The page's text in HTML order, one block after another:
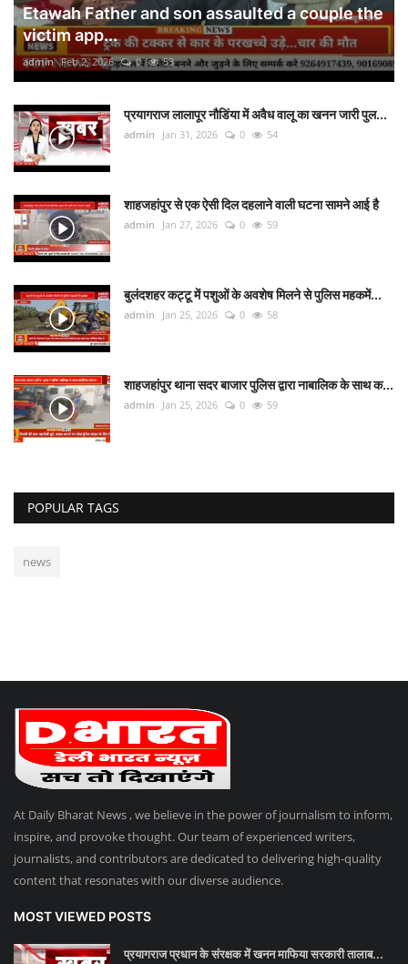
Etawah Father and son assaulted a couple the
victim app...
admin Feb 2, 2026 0 53
प्रयागराज लालापूर नौडिंया में अवैध वालू का खनन जारी पुल...
admin Jan 31, 2026 0 54
शाहजहांपुर से एक ऐसी दिल दहलाने वाली घटना सामने आई है
admin Jan 27, 2026 0 59
बुलंदशहर कट्टू में पशुओं के अवशेष मिलने से पुलिस महकमें...
admin Jan 25, 2026 0 58
शाहजहांपुर थाना सदर बाजार पुलिस द्वारा नाबालिक के साथ क...
admin Jan 25, 2026 0 59
POPULAR TAGS
news
At Daily Bharat News , we believe in the power of journalism to inform,
inspire, and provoke thought. Our team of experienced writers,
journalists, and contributors are dedicated to delivering high-quality
content that resonates with our diverse audience.
MOST VIEWED POSTS
प्रयागराज प्रधान के संरक्षक में खनन माफिया सरकारी तालाब...